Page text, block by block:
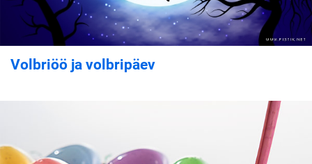
Volbriöö ja volbripäev